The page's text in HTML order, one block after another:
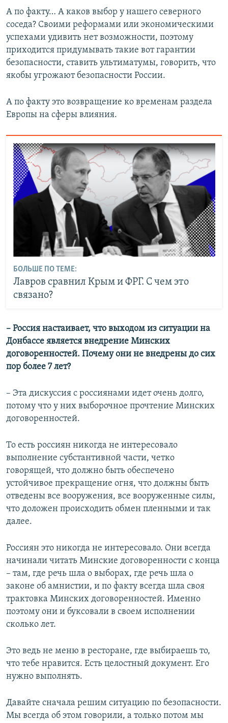
А по факту… А каков выбор у нашего северного
соседа? Своими реформами или экономическими
успехами удивить нет возможности, поэтому
приходится придумывать такие вот гарантии
безопасности, ставить ультиматумы, говорить, что
якобы угрожают безопасности России.
А по факту это возвращение ко временам раздела
Европы на сферы влияния.
БОЛЬШЕ ПО ТЕМЕ:
Лавров сравнил Крым и ФРГ. С чем это
связано?
– Россия настаивает, что выходом из ситуации на
Донбассе является внедрение Минских
договоренностей. Почему они не внедрены до сих
пор более 7 лет?
– Эта дискуссия с россиянами идет очень долго,
потому что у них выборочное прочтение Минских
договоренностей.
То есть россиян никогда не интересовало
выполнение субстантивной части, четко
говорящей, что должно быть обеспечено
устойчивое прекращение огня, что должны быть
отведены все вооружения, все вооруженные силы,
что доложен происходить обмен пленными и так
далее.
Россиян это никогда не интересовало. Они всегда
начинали читать Минские договоренности с конца
– там, где речь шла о выборах, где речь шла о
законе об амнистии, и по факту всегда шла своя
трактовка Минских договоренностей. Именно
поэтому они и буксовали в своем исполнении
сколько лет.
Это ведь не меню в ресторане, где выбираешь то,
что тебе нравится. Есть целостный документ. Его
нужно выполнять.
Давайте сначала решим ситуацию по безопасности.
Мы всегда об этом говорили, а только потом мы